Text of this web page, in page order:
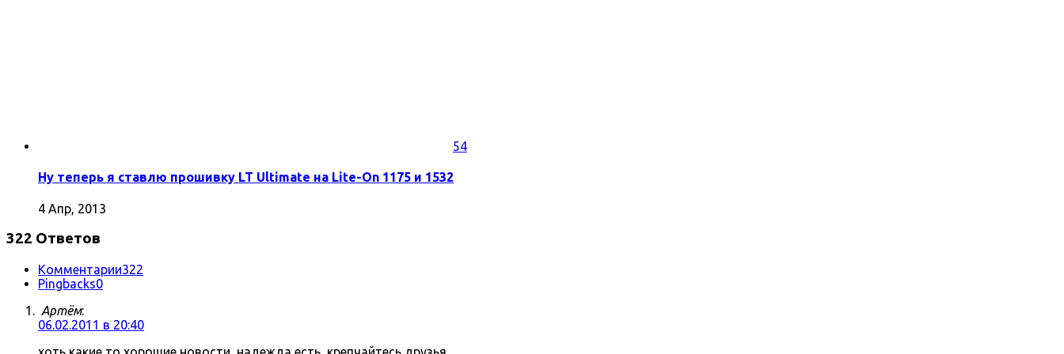
54
Ну теперь я ставлю прошивку LT Ultimate на Lite-On 1175 и 1532
4 Апр, 2013
322 Ответов
Комментарии322
Pingbacks0
Артём:
06.02.2011 в 20:40